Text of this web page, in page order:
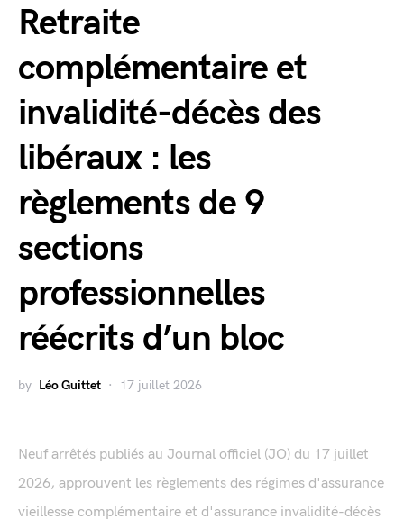
Retraite
complémentaire et
invalidité-décès des
libéraux : les
règlements de 9
sections
professionnelles
réécrits d’un bloc
by Léo Guittet 17 juillet 2026
Neuf arrêtés publiés au Journal officiel (JO) du 17 juillet
2026, approuvent les règlements des régimes d'assurance
vieillesse complémentaire et d'assurance invalidité-décès